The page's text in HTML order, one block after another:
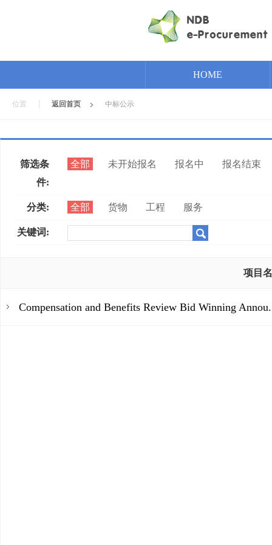
HOME
位置 返回首页 中标公示
筛选条
件:
全部 未开始报名 报名中 报名结束
分类: 全部 货物 工程 服务
关键词:
项目
Compensation and Benefits Review Bid Winning